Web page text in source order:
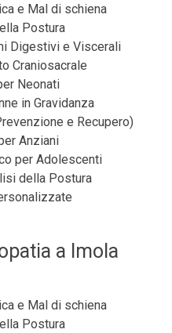
e Mal di schiena
Postura
Digestivi e Viscerali
Craniosacrale
Neonati
in Gravidanza
e Recupero)
Anziani
per Adolescenti
della Postura
a Imola
e Mal di schiena
Postura